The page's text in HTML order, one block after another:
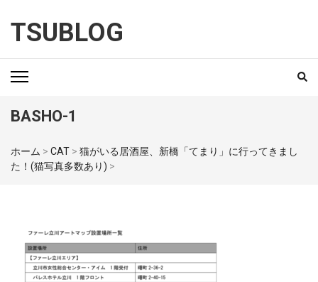
TSUBLOG
BASHO-1
ホーム > CAT > 猫がいる居酒屋、新橋「てまり」に行ってきまし
た！(猫写真多数あり) >